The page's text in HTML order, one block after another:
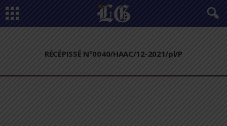
RÉCÉPISSÉ N°0040/HAAC/12-2021/pl/P